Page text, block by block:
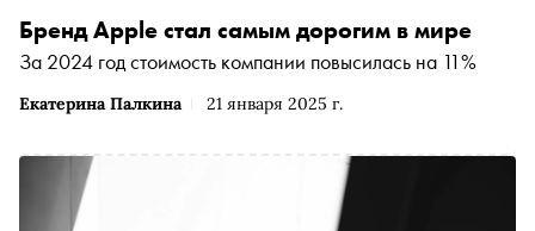
Екатерина Палкина 21 января 2025 г.
Бренд Apple стал самым дорогим в мире
За 2024 год стоимость компании повысилась на 11%